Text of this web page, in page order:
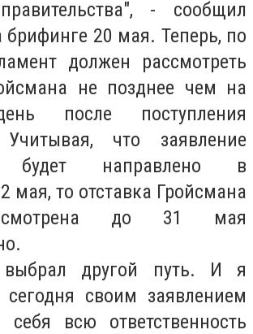
- сообщил
брифинге 20 мая. Теперь, по
должен рассмотреть
не позднее чем на
после поступления
Учитывая, что заявление
будет направлено в
мая, то отставка Гройсмана
до 31 мая
выбрал другой путь. И я
своим заявлением
всю ответственность